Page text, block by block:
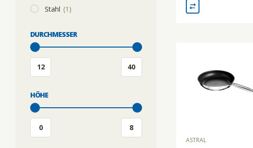
SCHNEIDEMASCHINEN
STABMIXER/GEWERBEMIXER/BLIXER
Stahl (1)
DURCHMESSER
HÖHE
ASTRAL